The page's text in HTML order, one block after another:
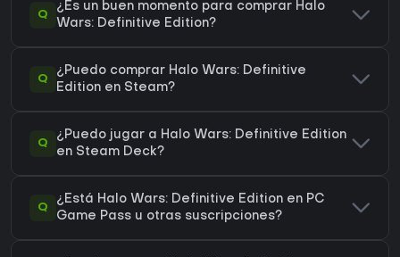
Q
¿Es un buen momento para comprar Halo
Wars: Definitive Edition?
Q
¿Puedo comprar Halo Wars: Definitive
Edition en Steam?
Q
¿Puedo jugar a Halo Wars: Definitive Edition
en Steam Deck?
Q
¿Está Halo Wars: Definitive Edition en PC
Game Pass u otras suscripciones?